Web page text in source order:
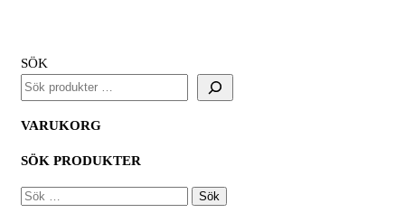
mängd
SÖK
VARUKORG
SÖK PRODUKTER
SÖK